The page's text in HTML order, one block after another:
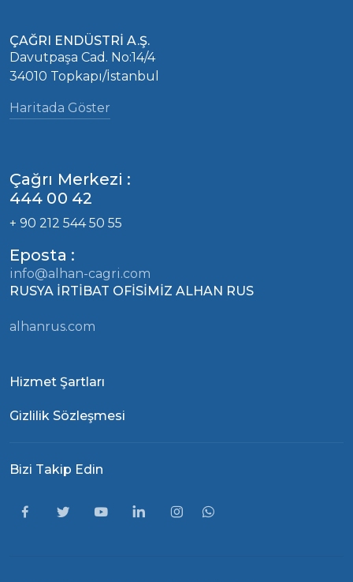
ÇAĞRI ENDÜSTRİ A.Ş.
Davutpaşa Cad. No:14/4
34010 Topkapı/İstanbul
Haritada Göster
Çağrı Merkezi :
444 00 42
+ 90 212 544 50 55
Eposta :
info@alhan-cagri.com
RUSYA İRTİBAT OFİSİMİZ ALHAN RUS
alhanrus.com
Hizmet Şartları
Gizlilik Sözleşmesi
Bizi Takip Edin